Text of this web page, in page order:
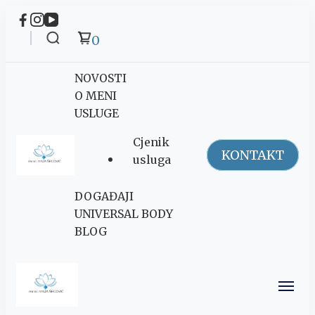
0
Maja Šegović
Ananda
NOVOSTI
O MENI
USLUGE
Cjenik
usluga
DOGAĐAJI
UNIVERSAL BODY
BLOG
KONTAKT